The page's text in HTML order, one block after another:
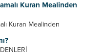
menfaatini elde
zorlamayın. Her...
Kuran Mealinden
Kuran Mealinden